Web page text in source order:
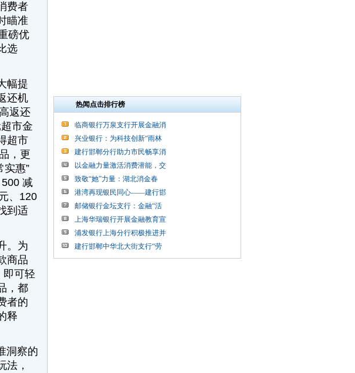
费者
瞄准
磅优
选
幅提
还机
返还
市金
超市
，更
实惠”
减
、120
到适
。为
商品
即可轻
，都
者的
释
洞察的
法，
热闻点击排行榜
临商银行万泉支行开展金融消
兴业银行：为科技创新“雨林
建行邯郸分行助力市民畅享消
以金融力量激活消费潜能，交
致敬“她”力量：湖北消金春
港湾再现银民同心——建行邯
邮储银行金坛支行：金融“活
上海华瑞银行开展金融教育宣
浦发银行上海分行积极推进并
建行邯郸中华北大街支行“劳